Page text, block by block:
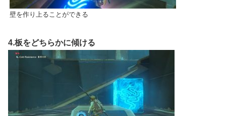
壁を作り上ることができる
4.板をどちらかに傾ける